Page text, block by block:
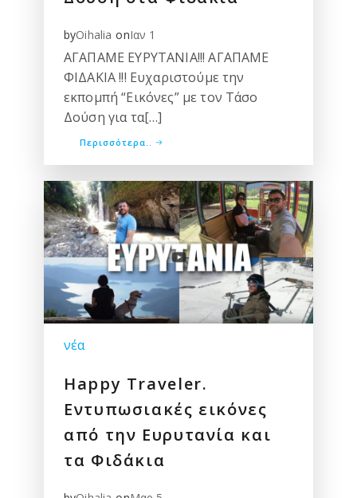
byOihalia onΙαν 1
ΑΓΑΠΑΜΕ ΕΥΡΥΤΑΝΙΑ!!! ΑΓΑΠΑΜΕ
ΦΙΔΑΚΙΑ !!! Ευχαριστούμε την
εκπομπή “Εικόνες” με τον Τάσο
Δούση για τα[…]
Περισσότερα..
νέα
Happy Traveler.
Εντυπωσιακές εικόνες
από την Ευρυτανία και
τα Φιδάκια